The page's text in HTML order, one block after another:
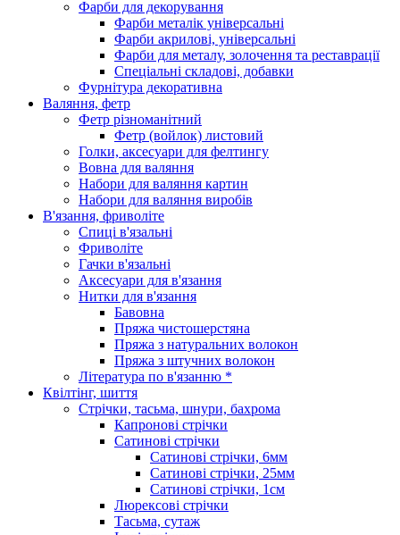
Фарби для декорування
Фарби металік універсальні
Фарби акрилові, універсальні
Фарби для металу, золочення та реставрації
Спеціальні складові, добавки
Фурнітура декоративна
Валяння, фетр
Фетр різноманітний
Фетр (войлок) листовий
Голки, аксесуари для фелтингу
Вовна для валяння
Набори для валяння картин
Набори для валяння виробів
В'язання, фриволіте
Спиці в'язальні
Фриволіте
Гачки в'язальні
Аксесуари для в'язання
Нитки для в'язання
Бавовна
Пряжа чистошерстяна
Пряжа з натуральних волокон
Пряжа з штучних волокон
Література по в'язанню *
Квілтінг, шиття
Стрічки, тасьма, шнури, бахрома
Капронові стрічки
Сатинові стрічки
Сатинові стрічки, 6мм
Сатинові стрічки, 25мм
Сатинові стрічки, 1см
Люрексові стрічки
Тасьма, сутаж